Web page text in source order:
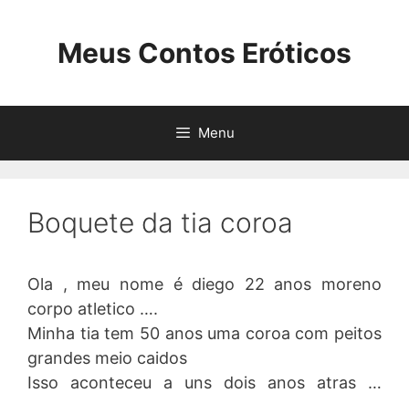
Meus Contos Eróticos
Menu
Boquete da tia coroa
Ola , meu nome é diego 22 anos moreno
corpo atletico ….
Minha tia tem 50 anos uma coroa com peitos
grandes meio caidos
Isso aconteceu a uns dois anos atras …